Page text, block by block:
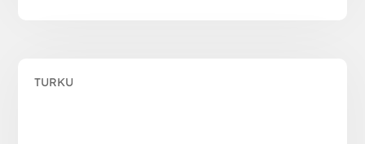
TURKU